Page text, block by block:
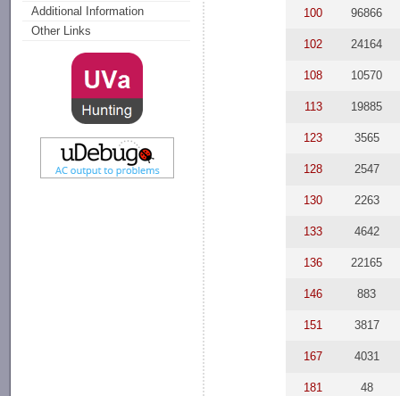
Additional Information
Other Links
100 96866
102 24164
108 10570
113 19885
123 3565
128 2547
130 2263
133 4642
136 22165
146 883
151 3817
167 4031
181 48